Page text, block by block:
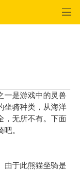
一是游戏中的灵兽
坐骑种类，从海洋
，无所不有。下面
。
由于此熊猫坐骑是